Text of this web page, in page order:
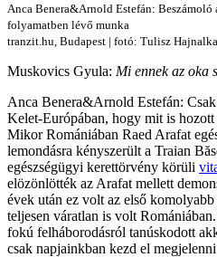
Anca Benera&Arnold Estefán: Beszámoló
folyamatben lévő munka
tranzit.hu, Budapest | fotó: Tulisz Hajnalka
Muskovics Gyula: Mi ennek az oka
Anca Benera&Arnold Estefán:
Kelet-Európában, hogy mit is hozott
Mikor Romániában Raed Arafat
lemondásra kényszerült a Traian
egészségügyi kerettörvény körüli
elözönlötték az Arafat mellett
évek után ez volt az első
teljesen váratlan is volt
fokú felháborodásról tanúskodott
csak napjainkban kezd el